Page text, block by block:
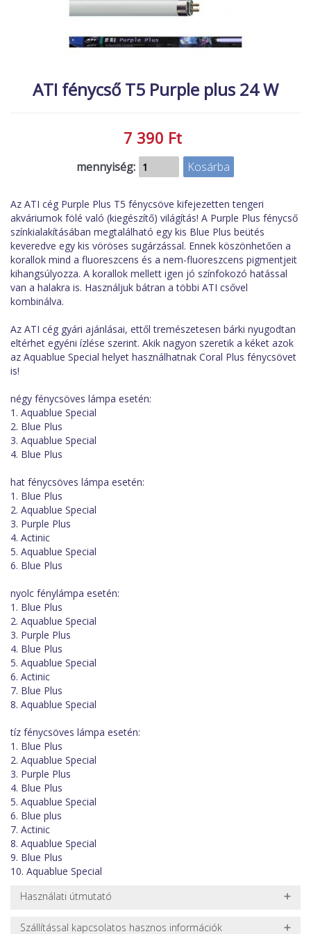
új élőlények
MACSKA
ÉLŐ ÉDESVÍZI
KISÁLLATOK
ATI fénycső T5 Purple plus 24 W
7 390 Ft
mennyiség:
Az ATI cég Purple Plus T5 fénycsöve kifejezetten tengeri
akváriumok fölé való (kiegészítő) világítás! A Purple Plus fénycső
színkialakításában megtalálható egy kis Blue Plus beütés
keveredve egy kis vöröses sugárzással. Ennek köszönhetően a
korallok mind a fluoreszcens és a nem-fluoreszcens pigmentjeit
kihangsúlyozza. A korallok mellett igen jó színfokozó hatással
van a halakra is. Használjuk bátran a többi ATI csővel
kombinálva.
Az ATI cég gyári ajánlásai, ettől tremészetesen bárki nyugodtan
eltérhet egyéni ízlése szerint. Akik nagyon szeretik a kéket azok
az Aquablue Special helyet használhatnak Coral Plus fénycsövet
is!
négy fénycsöves lámpa esetén:
1. Aquablue Special
2. Blue Plus
3. Aquablue Special
4. Blue Plus
hat fénycsöves lámpa esetén:
1. Blue Plus
2. Aquablue Special
3. Purple Plus
4. Actinic
5. Aquablue Special
6. Blue Plus
nyolc fénylámpa esetén:
1. Blue Plus
2. Aquablue Special
3. Purple Plus
4. Blue Plus
5. Aquablue Special
6. Actinic
7. Blue Plus
8. Aquablue Special
tíz fénycsöves lámpa esetén:
1. Blue Plus
2. Aquablue Special
3. Purple Plus
4. Blue Plus
5. Aquablue Special
6. Blue plus
7. Actinic
8. Aquablue Special
9. Blue Plus
10. Aquablue Special
Használati útmutató
A kompakt fénycsövek és a T5/T8as fénycsövek cseréje 1-2
Szállítással kapcsolatos hasznos információk